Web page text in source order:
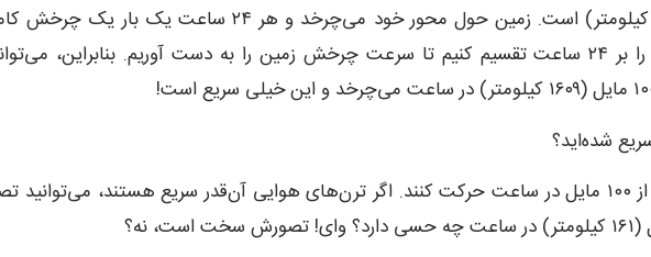
محیط زمین، حدود ۲۴۰۰۰ مایل (۳۸۶۱۶ کیلومتر) است. زمین حول محور خود می‌چرخد و هر ۲۴ ساعت یک بار یک
انجام می‌دهد. ما می‌توانیم ۲۴۰۰۰ مایل را بر ۲۴ ساعت تقسیم کنیم تا سرعت چرخش زمین را به دست آوریم. بنابراین،
شده‌اید؟
ترن‌های هوایی می‌توانند با سرعت بیش از ۱۰۰ مایل در ساعت حرکت کنند. اگر ترن‌های هوایی آن‌قدر سریع هستند، می‌توانید